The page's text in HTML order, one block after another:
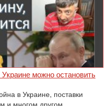
можно остановить
в Украине, поставки
и многом другом